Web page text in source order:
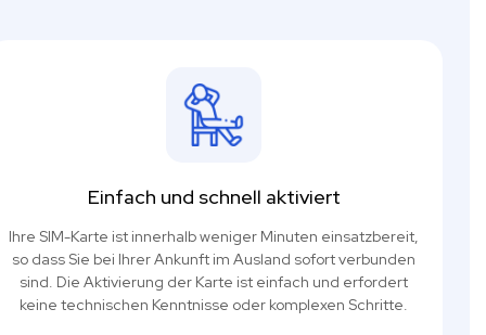
Einfach und schnell aktiviert
Ihre SIM-Karte ist innerhalb weniger Minuten einsatzbereit,
so dass Sie bei Ihrer Ankunft im Ausland sofort verbunden
sind. Die Aktivierung der Karte ist einfach und erfordert
keine technischen Kenntnisse oder komplexen Schritte.